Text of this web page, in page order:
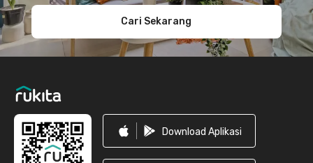
Cari Sekarang
Download Aplikasi